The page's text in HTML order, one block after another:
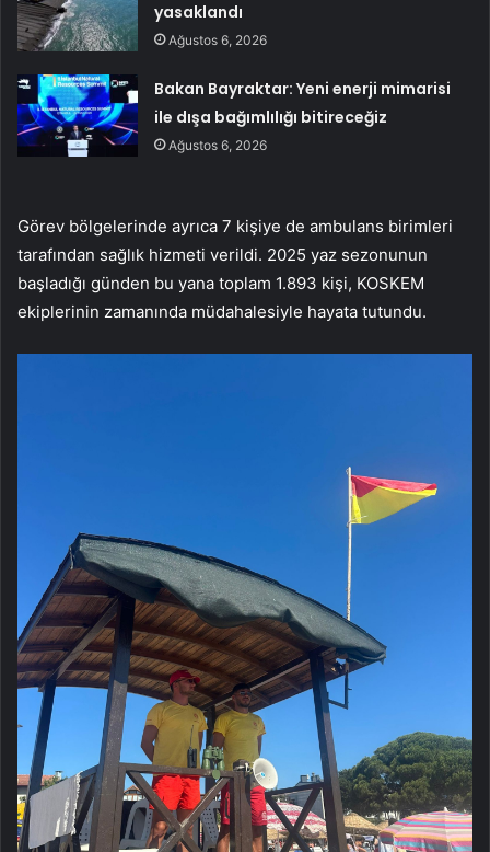
yasaklandı
Ağustos 6, 2026
Bakan Bayraktar: Yeni enerji mimarisi
ile dışa bağımlılığı bitireceğiz
Ağustos 6, 2026
Görev bölgelerinde ayrıca 7 kişiye de ambulans birimleri
tarafından sağlık hizmeti verildi. 2025 yaz sezonunun
başladığı günden bu yana toplam 1.893 kişi, KOSKEM
ekiplerinin zamanında müdahalesiyle hayata tutundu.